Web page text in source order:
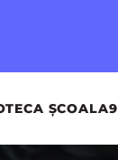
ȘCOALA9